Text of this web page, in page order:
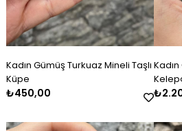
Kadın Gümüş Turkuaz Mineli Taşlı
Küpe
₺450,00